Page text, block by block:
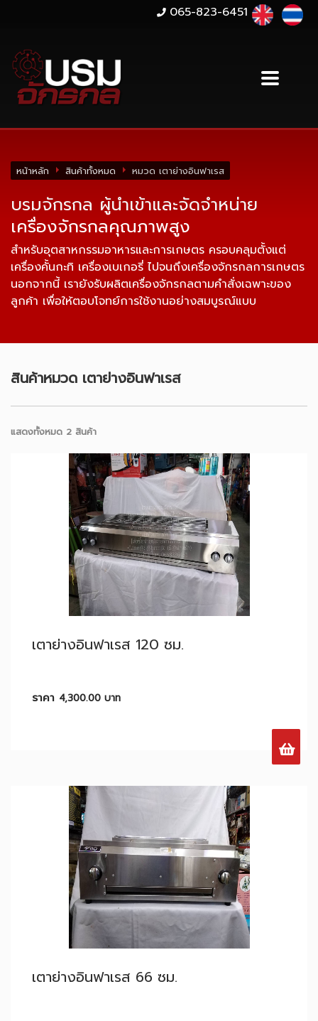
065-823-6451
หน้าหลัก สินค้าทั้งหมด หมวด เตาย่างอินฟาเรส
บรมจักรกล ผู้นำเข้าและจัดจำหน่าย
เครื่องจักรกลคุณภาพสูง
สำหรับอุตสาหกรรมอาหารและการเกษตร ครอบคลุมตั้งแต่
เครื่องคั้นกะทิ เครื่องเบเกอรี่ ไปจนถึงเครื่องจักรกลการเกษตร
นอกจากนี้ เรายังรับผลิตเครื่องจักรกลตามคำสั่งเฉพาะของ
ลูกค้า เพื่อให้ตอบโจทย์การใช้งานอย่างสมบูรณ์แบบ
สินค้าหมวด เตาย่างอินฟาเรส
แสดงทั้งหมด 2 สินค้า
เตาย่างอินฟาเรส 120 ซม.
ราคา 4,300.00 บาท
เตาย่างอินฟาเรส 66 ซม.